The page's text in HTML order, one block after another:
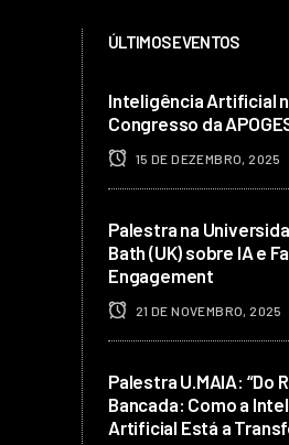
ÚLTIMOS EVENTOS
Inteligência Artificial
Congresso da
15 DE DEZEMBRO, 2025
Palestra na
Bath (UK) sobre IA e
Engagement
21 DE NOVEMBRO, 2025
Palestra U.MAIA: “Do
Bancada: Como a
Artificial Está a